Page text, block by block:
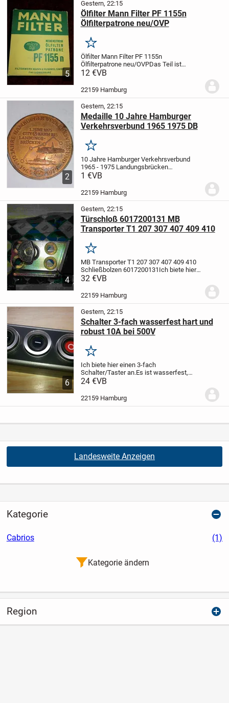
5
Gestern, 22:15
Ölfilter Mann Filter PF 1155n
Ölfilterpatrone neu/OVP
Merken
Ölfilter Mann Filter PF 1155n
Ölfilterpatrone neu/OVPDas Teil ist
unbenutzt, neu und noch original verpackt.
Hermes-Päckchen/Paket (versichert) ist
auch...
12 €VB
22159 Hamburg
2
Gestern, 22:15
Medaille 10 Jahre Hamburger
Verkehrsverbund 1965 1975 DB
Merken
10 Jahre Hamburger Verkehrsverbund
1965 - 1975 Landungsbrücken
Hamburg
Rückseite Freie und Hansestadt
Aus dem Jahre...
1 €VB
22159 Hamburg
4
Gestern, 22:15
Türschloß 6017200131 MB
Transporter T1 207 307 407 409 410
Merken
MB Transporter T1 207 307 407 409 410
Schließbolzen 6017200131 Ich biete hier
einen neuen unbenutzen Schließbolzen
Mercedes an. In original Verpackung, nur
32 €VB
22159 Hamburg
6
Gestern, 22:15
Schalter 3-fach wasserfest hart und
robust 10A bei 500V
Merken
Ich biete hier einen 3-fach
Schalter/Taster an.Es ist wasserfest,
sehr hart und robust.
Versand z.B. als kostengünstiges
Hermes-Päckchen...
24 €VB
22159 Hamburg
Landesweite Anzeigen
Kategorie
Cabrios (1)
Kategorie ändern
Region